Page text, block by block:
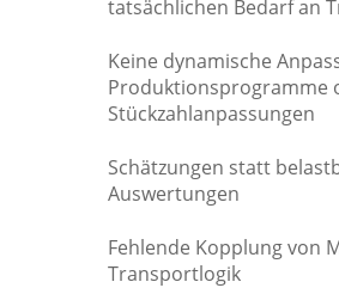
tatsächlichen Bedarf an
Keine dynamische
Produktionsprogramme
Stückzahlanpassungen
Schätzungen statt
Auswertungen
Fehlende Kopplung von
Transportlogik